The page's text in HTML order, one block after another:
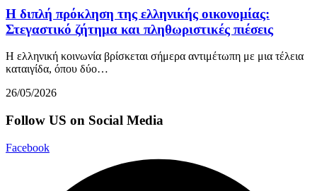
Η διπλή πρόκληση της ελληνικής οικονομίας:
Στεγαστικό ζήτημα και πληθωριστικές πιέσεις
Η ελληνική κοινωνία βρίσκεται σήμερα αντιμέτωπη με μια τέλεια
καταιγίδα, όπου δύο…
26/05/2026
Follow US on Social Media
Facebook